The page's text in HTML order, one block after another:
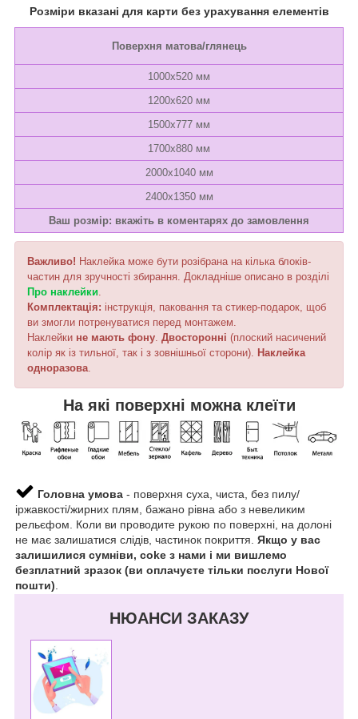
Розміри вказані для карти без урахування елементів
Поверхня матова/глянець
1000х520 мм
1200х620 мм
1500х777 мм
1700х880 мм
2000х1040 мм
2400х1350 мм
Ваш розмір: вкажіть в коментарях до замовлення
Важливо! Наклейка може бути розібрана на кілька блоків-
частин для зручності збирання. Докладніше описано в розділі
Про наклейки
Комплектація: інструкція, паковання та стикер-подарок, щоб
ви змогли потренуватися перед монтажем.
Наклейки не мають фону Двосторонні (плоский насичений
колір як із тильної, так і з зовнішньої сторони).
Наклейка
одноразова
На які поверхні можна клеїти
Головна умова - поверхня суха, чиста, без пилу/
іржавкості/жирних плям, бажано рівна або з невеликим
рельєфом. Коли ви проводите рукою по поверхні, на долоні
не має залишатися слідів, частинок покриття. Якщо у вас
залишилися сумніви, coke з нами і ми вишлемо
безплатний зразок (ви оплачуєте тільки послуги Нової
пошти)
НЮАНСИ ЗАКАЗУ